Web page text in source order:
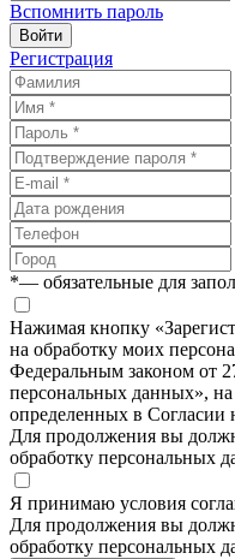
Вспомнить пароль
Войти
Регистрация
*— обязательные для
Нажимая кнопку
на обработку моих
Федеральным законом от
персональных данных»,
определенных в Согласии
Для продолжения вы
обработку персональных
Я принимаю условия
Для продолжения вы
обработку персональных